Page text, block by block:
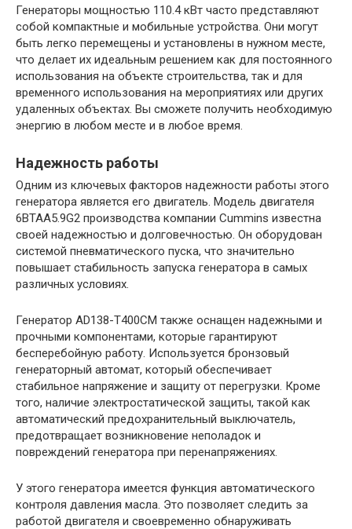
Генераторы мощностью 110.4 кВт часто представляют
собой компактные и мобильные устройства. Они могут
быть легко перемещены и установлены в нужном месте,
что делает их идеальным решением как для постоянного
использования на объекте строительства, так и для
временного использования на мероприятиях или других
удаленных объектах. Вы сможете получить необходимую
энергию в любом месте и в любое время.
Надежность работы
Одним из ключевых факторов надежности работы этого
генератора является его двигатель. Модель двигателя
6BTAA5.9G2 производства компании Cummins известна
своей надежностью и долговечностью. Он оборудован
системой пневматического пуска, что значительно
повышает стабильность запуска генератора в самых
различных условиях.
Генератор AD138-T400CM также оснащен надежными и
прочными компонентами, которые гарантируют
бесперебойную работу. Используется бронзовый
генераторный автомат, который обеспечивает
стабильное напряжение и защиту от перегрузки. Кроме
того, наличие электростатической защиты, такой как
автоматический предохранительный выключатель,
предотвращает возникновение неполадок и
повреждений генератора при перенапряжениях.
У этого генератора имеется функция автоматического
контроля давления масла. Это позволяет следить за
работой двигателя и своевременно обнаруживать